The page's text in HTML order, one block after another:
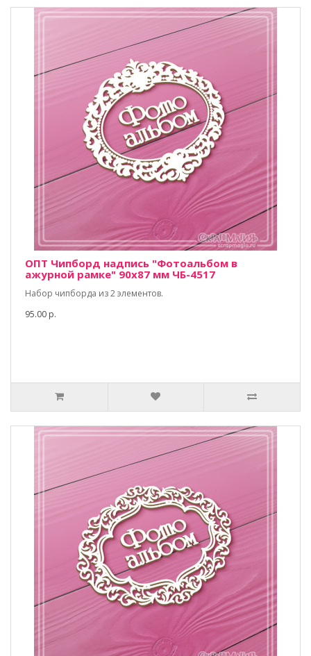
ОПТ Чипборд надпись "Фотоальбом в
ажурной рамке" 90х87 мм ЧБ-4517
Набор чипборда из 2 элементов.
95.00 р.